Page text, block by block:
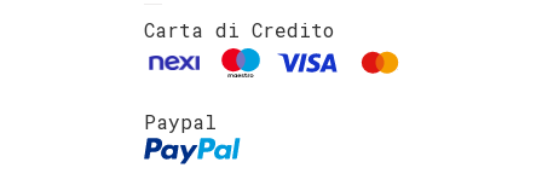
Carta di Credito
Paypal